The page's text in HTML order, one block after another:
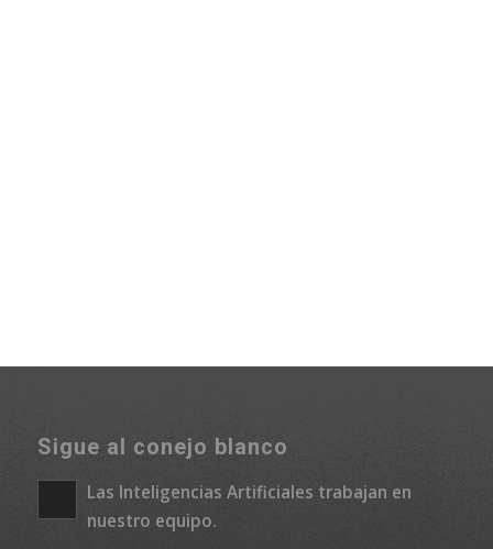
Sigue al conejo blanco
Las Inteligencias Artificiales trabajan en
nuestro equipo.